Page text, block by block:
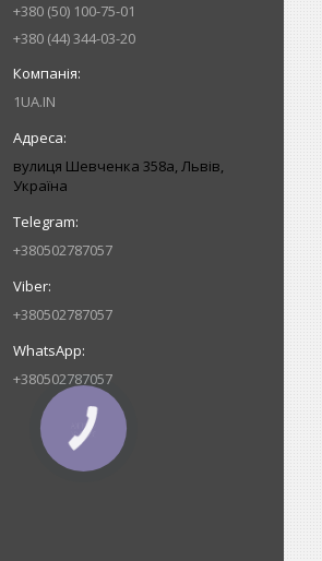
+380 (50) 100-75-01
+380 (44) 344-03-20
1UA.IN
вулиця Шевченка 358а, Львів,
Україна
+380502787057
+380502787057
+380502787057